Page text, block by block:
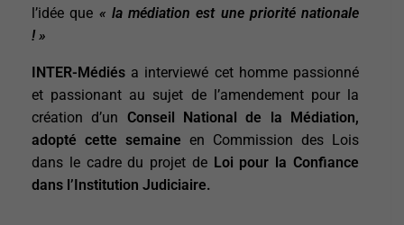
l’idée que « la médiation est une priorité nationale
! »
INTER-Médiés a interviewé cet homme passionné
et passionant au sujet de l’amendement pour la
création d’un Conseil National de la Médiation,
adopté cette semaine en Commission des Lois
dans le cadre du projet de Loi pour la Confiance
dans l’Institution Judiciaire.